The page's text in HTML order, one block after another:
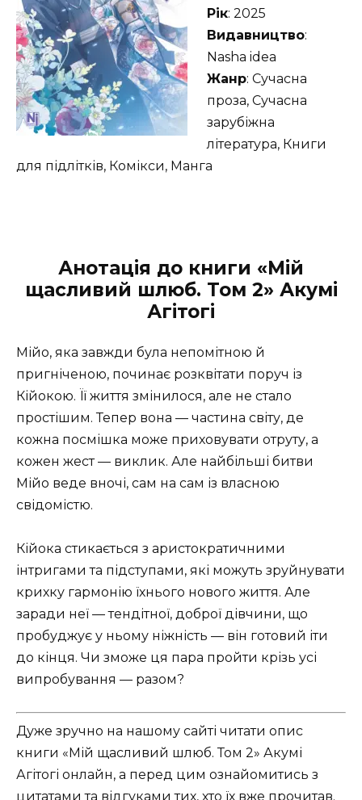
Рік: 2025
Видавництво:
Nasha idea
Жанр: Сучасна
проза, Сучасна
зарубіжна
література, Книги
для підлітків, Комікси, Манга
Анотація до книги «Мій
щасливий шлюб. Том 2» Акумі
Агітогі
Мійо, яка завжди була непомітною й
пригніченою, починає розквітати поруч із
Кійокою. Її життя змінилося, але не стало
простішим. Тепер вона — частина світу, де
кожна посмішка може приховувати отруту, а
кожен жест — виклик. Але найбільші битви
Мійо веде вночі, сам на сам із власною
свідомістю.
Кійока стикається з аристократичними
інтригами та підступами, які можуть зруйнувати
крихку гармонію їхнього нового життя. Але
заради неї — тендітної, доброї дівчини, що
пробуджує у ньому ніжність — він готовий іти
до кінця. Чи зможе ця пара пройти крізь усі
випробування — разом?
Дуже зручно на нашому сайті читати опис
книги «Мій щасливий шлюб. Том 2» Акумі
Агітогі онлайн, а перед цим ознайомитись з
цитатами та відгуками тих, хто їх вже прочитав.